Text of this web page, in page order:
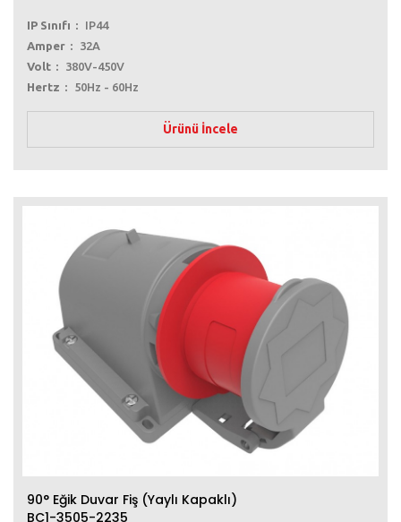
IP Sınıfı
IP44
Amper
32A
Volt
380V-450V
Hertz
50Hz - 60Hz
Ürünü İncele
90° Eğik Duvar Fiş (Yaylı Kapaklı)
BC1-3505-2235